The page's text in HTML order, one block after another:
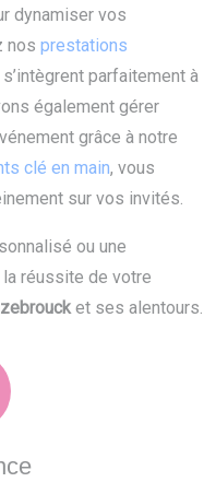
dynamiser vos
nos prestations
s’intègrent parfaitement à
également gérer
grâce à notre
clé en main, vous
sur vos invités.
ou une
réussite de votre
et ses alentours.